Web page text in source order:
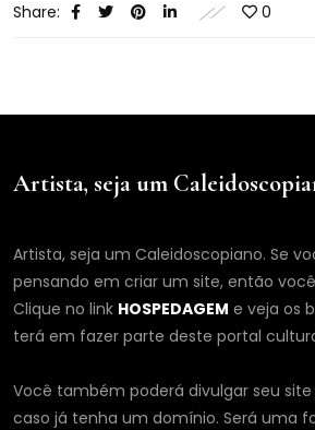
Share: 0
Artista, seja um
Artista, seja um Caleidoscopiano. Se
pensando em criar um site, então
Clique no link HOSPEDAGEM e veja os
terá em fazer parte deste portal
Você também poderá divulgar seu
caso já tenha um domínio. Será uma